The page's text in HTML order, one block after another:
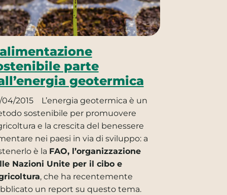
parte
geotermica
2015
L’energia geotermica è un
sostenibile per promuovere
e la crescita del benessere
nei paesi in via di sviluppo: a
è la FAO, l’organizzazione
Nazioni Unite per il cibo e
, che ha recentemente
un report su questo tema.